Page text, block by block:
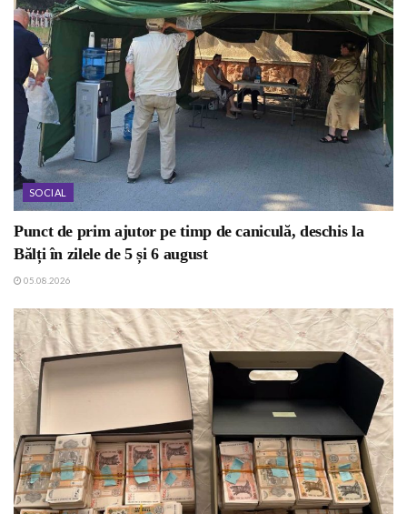
SOCIAL
Punct de prim ajutor pe timp de caniculă, deschis la
Bălți în zilele de 5 și 6 august
05.08.2026